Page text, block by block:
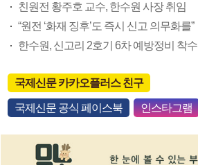
친원전 황주호 교수, 한수원 사장 취임
“원전 ‘화재 징후’도 즉시 신고 의무화를”
한수원, 신고리 2호기 6차 예방정비 착수
국제신문 카카오플러스 친구
국제신문 공식 페이스북 인스타그램